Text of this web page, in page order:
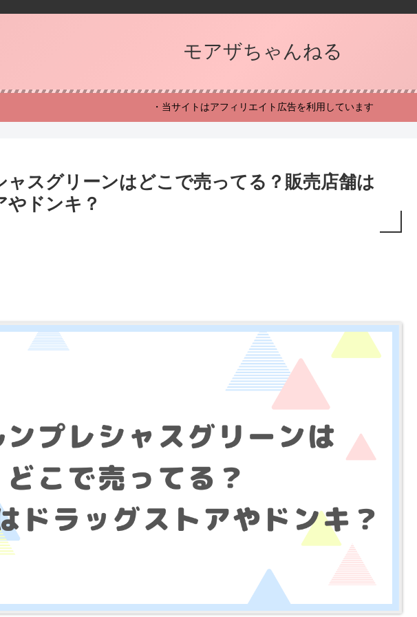
モアザちゃんねる
・当サイトはアフィリエイト広告を利用しています
ャスグリーンはどこで売ってる？販売店舗は
やドンキ？